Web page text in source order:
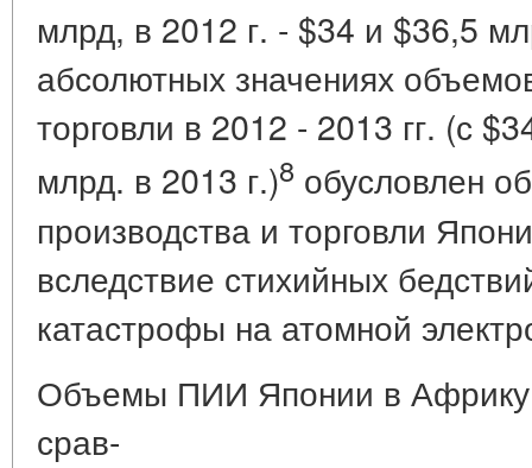
млрд, в 2012 г. - $34 и $36,5
абсолютных значениях
торговли в 2012 - 2013 гг. (с
млрд. в 2013 г.)8 обусловлен
производства и торговли
вследствие стихийных
катастрофы на атомной
Объемы ПИИ Японии в Африку
срав-